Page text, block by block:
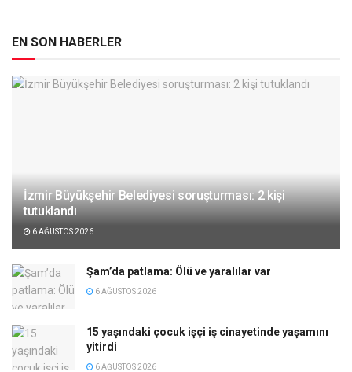
EN SON HABERLER
İzmir Büyükşehir Belediyesi soruşturması: 2 kişi
tutuklandı
6 AĞUSTOS 2026
Şam’da patlama: Ölü ve yaralılar var
6 AĞUSTOS 2026
15 yaşındaki çocuk işçi iş cinayetinde yaşamını
yitirdi
6 AĞUSTOS 2026